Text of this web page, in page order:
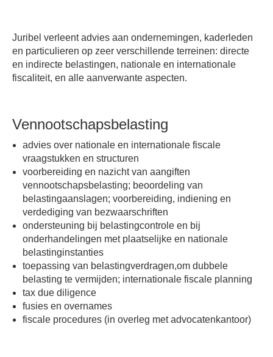
Juribel verleent advies aan ondernemingen, kaderleden
en particulieren op zeer verschillende terreinen: directe
en indirecte belastingen, nationale en internationale
fiscaliteit, en alle aanverwante aspecten.
Vennootschapsbelasting
advies over nationale en internationale fiscale
vraagstukken en structuren
voorbereiding en nazicht van aangiften
vennootschapsbelasting; beoordeling van
belastingaanslagen; voorbereiding, indiening en
verdediging van bezwaarschriften
ondersteuning bij belastingcontrole en bij
onderhandelingen met plaatselijke en nationale
belastinginstanties
toepassing van belastingverdragen,om dubbele
belasting te vermijden; internationale fiscale planning
tax due diligence
fusies en overnames
fiscale procedures (in overleg met advocatenkantoor)